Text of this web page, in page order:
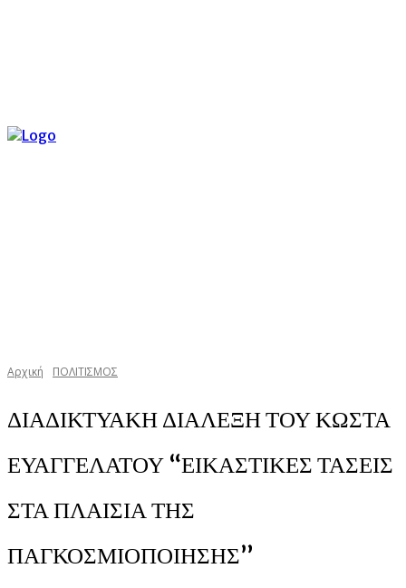
Αρχική ΠΟΛΙΤΙΣΜΟΣ
ΔΙΑΔΙΚΤΥΑΚΗ ΔΙΑΛΕΞΗ ΤΟΥ ΚΩΣΤΑ
ΕΥΑΓΓΕΛΑΤΟΥ “ΕΙΚΑΣΤΙΚΕΣ ΤΑΣΕΙΣ
ΣΤΑ ΠΛΑΙΣΙΑ ΤΗΣ
ΠΑΓΚΟΣΜΙΟΠΟΙΗΣΗΣ”